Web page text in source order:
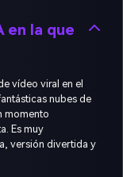
en la que
vídeo viral en el
nubes de
momento
Es muy
versión divertida y